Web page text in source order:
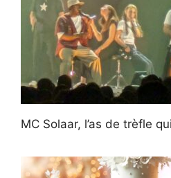
MC Solaar, l’as de trèfle